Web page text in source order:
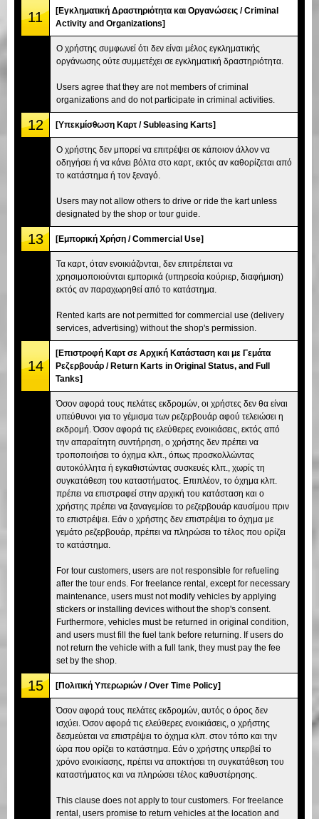
11
[Εγκληματική Δραστηριότητα και Οργανώσεις / Criminal
Activity and Organizations]
Ο χρήστης συμφωνεί ότι δεν είναι μέλος εγκληματικής
οργάνωσης ούτε συμμετέχει σε εγκληματική δραστηριότητα.
Users agree that they are not members of criminal
organizations and do not participate in criminal activities.
12 [Υπεκμίσθωση Καρτ / Subleasing Karts]
Ο χρήστης δεν μπορεί να επιτρέψει σε κάποιον άλλον να
οδηγήσει ή να κάνει βόλτα στο καρτ, εκτός αν καθορίζεται από
το κατάστημα ή τον ξεναγό.
Users may not allow others to drive or ride the kart unless
designated by the shop or tour guide.
13 [Εμπορική Χρήση / Commercial Use]
Τα καρτ, όταν ενοικιάζονται, δεν επιτρέπεται να
χρησιμοποιούνται εμπορικά (υπηρεσία κούριερ, διαφήμιση)
εκτός αν παραχωρηθεί από το κατάστημα.
Rented karts are not permitted for commercial use (delivery
services, advertising) without the shop's permission.
14
[Επιστροφή Καρτ σε Αρχική Κατάσταση και με Γεμάτα
Ρεζερβουάρ / Return Karts in Original Status, and Full
Tanks]
Όσον αφορά τους πελάτες εκδρομών, οι χρήστες δεν θα είναι
υπεύθυνοι για το γέμισμα των ρεζερβουάρ αφού τελειώσει η
εκδρομή. Όσον αφορά τις ελεύθερες ενοικιάσεις, εκτός από
την απαραίτητη συντήρηση, ο χρήστης δεν πρέπει να
τροποποιήσει το όχημα κλπ., όπως προσκολλώντας
αυτοκόλλητα ή εγκαθιστώντας συσκευές κλπ., χωρίς τη
συγκατάθεση του καταστήματος. Επιπλέον, το όχημα κλπ.
πρέπει να επιστραφεί στην αρχική του κατάσταση και ο
χρήστης πρέπει να ξαναγεμίσει το ρεζερβουάρ καυσίμου πριν
το επιστρέψει. Εάν ο χρήστης δεν επιστρέψει το όχημα με
γεμάτο ρεζερβουάρ, πρέπει να πληρώσει το τέλος που ορίζει
το κατάστημα.
For tour customers, users are not responsible for refueling
after the tour ends. For freelance rental, except for necessary
maintenance, users must not modify vehicles by applying
stickers or installing devices without the shop's consent.
Furthermore, vehicles must be returned in original condition,
and users must fill the fuel tank before returning. If users do
not return the vehicle with a full tank, they must pay the fee
set by the shop.
15 [Πολιτική Υπερωριών / Over Time Policy]
Όσον αφορά τους πελάτες εκδρομών, αυτός ο όρος δεν
ισχύει. Όσον αφορά τις ελεύθερες ενοικιάσεις, ο χρήστης
δεσμεύεται να επιστρέψει το όχημα κλπ. στον τόπο και την
ώρα που ορίζει το κατάστημα. Εάν ο χρήστης υπερβεί το
χρόνο ενοικίασης, πρέπει να αποκτήσει τη συγκατάθεση του
καταστήματος και να πληρώσει τέλος καθυστέρησης.
This clause does not apply to tour customers. For freelance
rental, users promise to return vehicles at the location and